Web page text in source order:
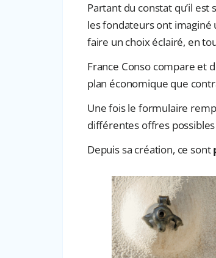
Partant du constat qu’il
les fondateurs ont imaginé
faire un choix éclairé, en
France Conso compare et
plan économique que
Une fois le formulaire
différentes offres
Depuis sa création, ce sont